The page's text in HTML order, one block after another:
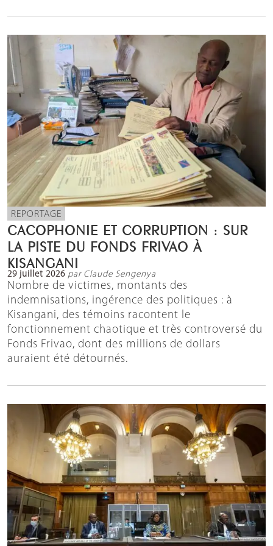
REPORTAGE
CACOPHONIE ET CORRUPTION : SUR
LA PISTE DU FONDS FRIVAO À
KISANGANI
29 juillet 2026 par Claude Sengenya
Nombre de victimes, montants des
indemnisations, ingérence des politiques : à
Kisangani, des témoins racontent le
fonctionnement chaotique et très controversé du
Fonds Frivao, dont des millions de dollars
auraient été détournés.